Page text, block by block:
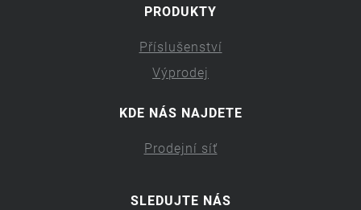
PRODUKTY
Příslušenství
Výprodej
KDE NÁS NAJDETE
Prodejní síť
SLEDUJTE NÁS